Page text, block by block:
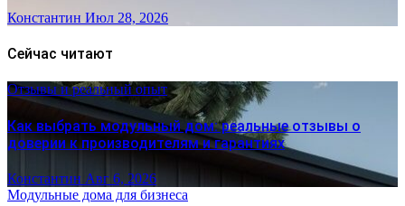
Константин Июл 28, 2026
Сейчас читают
Отзывы и реальный опыт
Как выбрать модульный дом: реальные отзывы о
доверии к производителям и гарантиях
Константин Авг 6, 2026
Модульные дома для бизнеса